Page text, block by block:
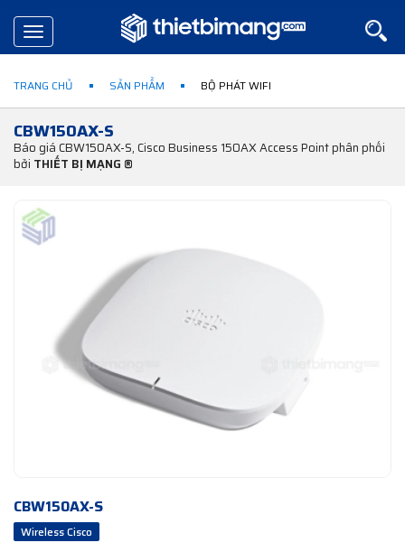
Toggle
navigation
TRANG CHỦ SẢN PHẨM BỘ PHÁT WIFI
CBW150AX-S
Báo giá CBW150AX-S, Cisco Business 150AX Access Point phân phối
bởi THIẾT BỊ MẠNG ®
CBW150AX-S
Wireless Cisco